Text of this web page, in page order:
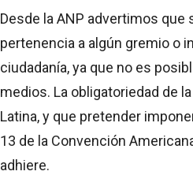
Desde la ANP advertimos
pertenencia a algún gremio o
ciudadanía, ya que no es
medios. La obligatoriedad de
Latina, y que pretender
13 de la Convención
adhiere.